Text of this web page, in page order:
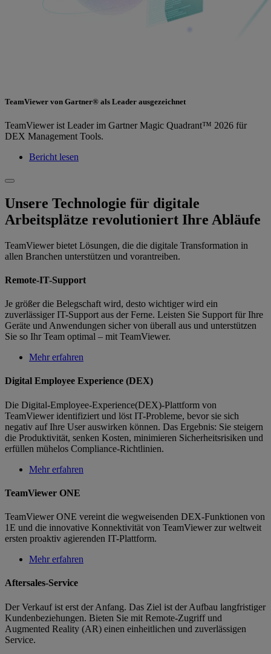
TeamViewer von Gartner® als Leader ausgezeichnet
TeamViewer ist Leader im Gartner Magic Quadrant™ 2026 für
DEX Management Tools.
Bericht lesen
Unsere Technologie für digitale
Arbeitsplätze revolutioniert Ihre Abläufe
TeamViewer bietet Lösungen, die die digitale Transformation in
allen Branchen unterstützen und vorantreiben.
Remote-IT-Support
Je größer die Belegschaft wird, desto wichtiger wird ein
zuverlässiger IT-Support aus der Ferne. Leisten Sie Support für Ihre
Geräte und Anwendungen sicher von überall aus und unterstützen
Sie so Ihr Team optimal – mit TeamViewer.
Mehr erfahren
Digital Employee Experience (DEX)
Die Digital-Employee-Experience(DEX)-Plattform von
TeamViewer identifiziert und löst IT-Probleme, bevor sie sich
negativ auf Ihre User auswirken können. Das Ergebnis: Sie steigern
die Produktivität, senken Kosten, minimieren Sicherheitsrisiken und
erfüllen mühelos Compliance-Richtlinien.
Mehr erfahren
TeamViewer ONE
TeamViewer ONE vereint die wegweisenden DEX-Funktionen von
1E und die innovative Konnektivität von TeamViewer zur weltweit
ersten proaktiv agierenden IT-Plattform.
Mehr erfahren
Aftersales-Service
Der Verkauf ist erst der Anfang. Das Ziel ist der Aufbau langfristiger
Kundenbeziehungen. Bieten Sie mit Remote-Zugriff und
Augmented Reality (AR) einen einheitlichen und zuverlässigen
Service.